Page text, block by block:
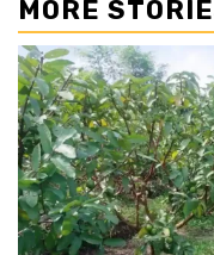
MORE